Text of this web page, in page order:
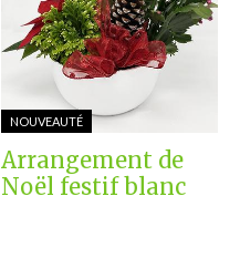
NOUVEAUTÉ
Arrangement de
Noël festif blanc